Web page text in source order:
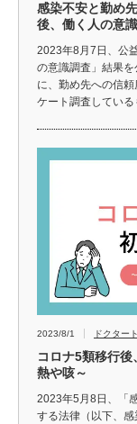
感染不安と勤め
後、働く人の意
2023年8月7日、公
の意識調査」結果
に、勤め先への信
ケート調査してい
2023/8/1 ドクター
コロナ5類移行
熱や咳～
2023年5月8日、「
する法律（以下、